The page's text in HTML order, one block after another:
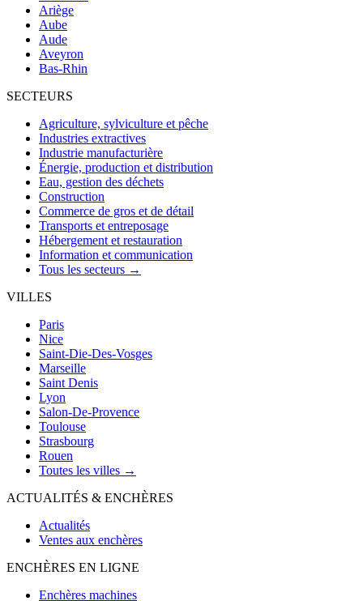
Ariège
Aube
Aude
Aveyron
Bas-Rhin
SECTEURS
Agriculture, sylviculture et pêche
Industries extractives
Industrie manufacturière
Énergie, production et distribution
Eau, gestion des déchets
Construction
Commerce de gros et de détail
Transports et entreposage
Hébergement et restauration
Information et communication
Tous les secteurs →
VILLES
Paris
Nice
Saint-Die-Des-Vosges
Marseille
Saint Denis
Lyon
Salon-De-Provence
Toulouse
Strasbourg
Rouen
Toutes les villes →
ACTUALITÉS & ENCHÈRES
Actualités
Ventes aux enchères
ENCHÈRES EN LIGNE
Enchères machines